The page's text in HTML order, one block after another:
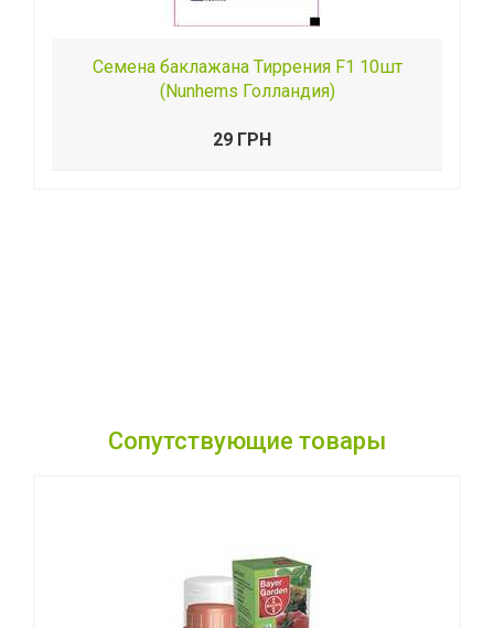
Семена баклажана Тиррения F1 10шт
(Nunhems Голландия)
29 ГРН
Сопутствующие товары